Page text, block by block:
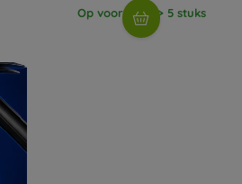
Op voorraad: > 5 stuks